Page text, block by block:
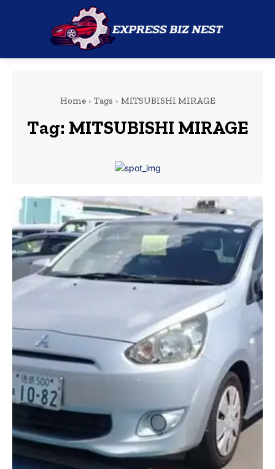
Home Tags MITSUBISHI MIRAGE
Tag: MITSUBISHI MIRAGE